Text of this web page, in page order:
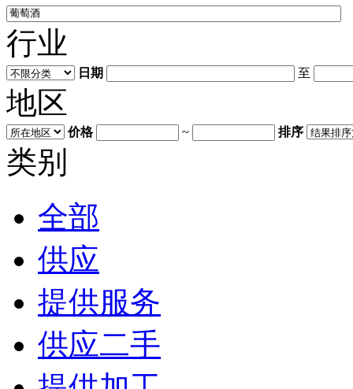
行业
日期 至
地区
价格 ~ 排序
类别
全部
供应
提供服务
供应二手